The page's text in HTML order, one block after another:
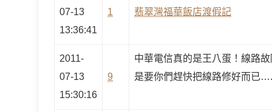
07-13
13:36:41
1
翡翠灣福華飯店渡假記
2011-
07-13
15:30:16
9
中華電信真的是王八蛋！線路
是要你們趕快把線路修好而已….